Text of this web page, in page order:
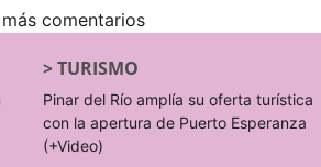
comentarios
>TURISMO
Pinar del Río amplía su oferta turística
con la apertura de Puerto Esperanza
(+Video)